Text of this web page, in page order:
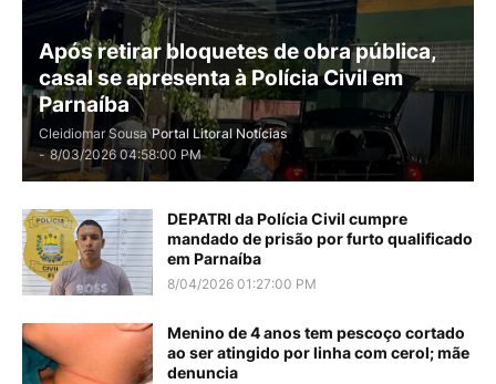
Após retirar bloquetes de obra pública,
casal se apresenta à Polícia Civil em
Parnaíba
Cleidiomar Sousa Portal Litoral Notícias
- 8/03/2026 04:58:00 PM
DEPATRI da Polícia Civil cumpre
mandado de prisão por furto qualificado
em Parnaíba
8/04/2026 01:27:00 PM
Menino de 4 anos tem pescoço cortado
ao ser atingido por linha com cerol; mãe
denuncia